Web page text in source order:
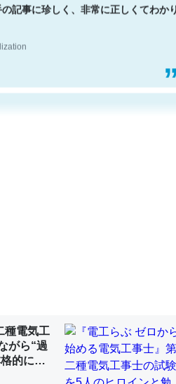
ジ分くらい。小説でいう「ずっと前
多い分量。進化すればするほど分かり
種電気工
がら“過
的に学
のファミ